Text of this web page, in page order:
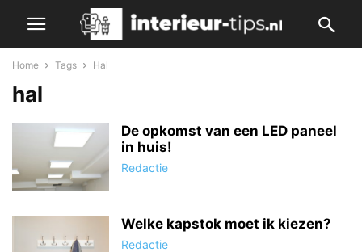
Home Tags Hal
hal
De opkomst van een LED paneel
in huis!
Redactie
Welke kapstok moet ik kiezen?
Redactie